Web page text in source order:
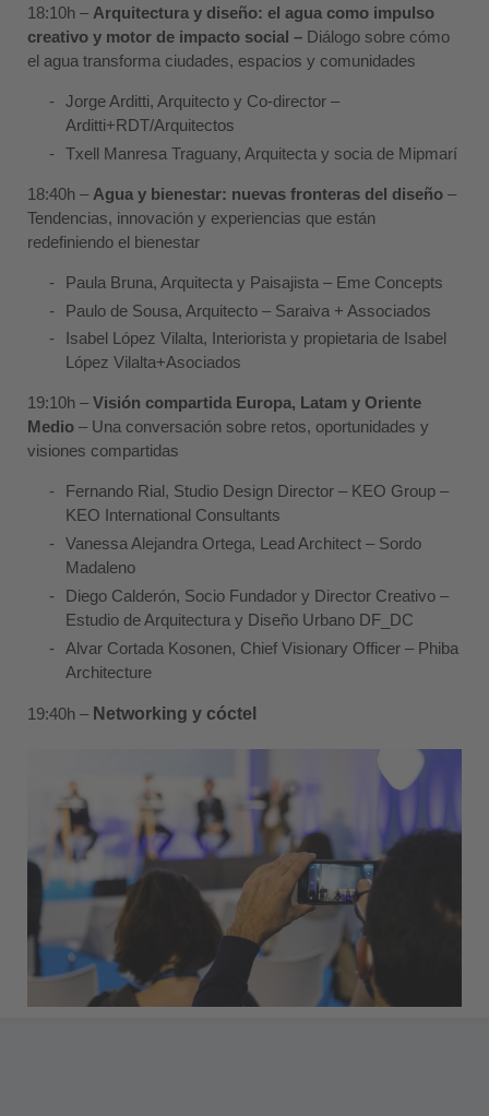
18:10h – Arquitectura y diseño: el agua como impulso
creativo y motor de impacto social – Diálogo sobre cómo
el agua transforma ciudades, espacios y comunidades
Jorge Arditti, Arquitecto y Co-director –
Arditti+RDT/Arquitectos
Txell Manresa Traguany, Arquitecta y socia de Mipmarí
18:40h – Agua y bienestar: nuevas fronteras del diseño –
Tendencias, innovación y experiencias que están
redefiniendo el bienestar
Paula Bruna, Arquitecta y Paisajista – Eme Concepts
Paulo de Sousa, Arquitecto – Saraiva + Associados
Isabel López Vilalta, Interiorista y propietaria de Isabel
López Vilalta+Asociados
19:10h – Visión compartida Europa, Latam y Oriente
Medio – Una conversación sobre retos, oportunidades y
visiones compartidas
Fernando Rial, Studio Design Director – KEO Group –
KEO International Consultants
Vanessa Alejandra Ortega, Lead Architect – Sordo
Madaleno
Diego Calderón, Socio Fundador y Director Creativo –
Estudio de Arquitectura y Diseño Urbano DF_DC
Alvar Cortada Kosonen, Chief Visionary Officer – Phiba
Architecture
19:40h – Networking y cóctel